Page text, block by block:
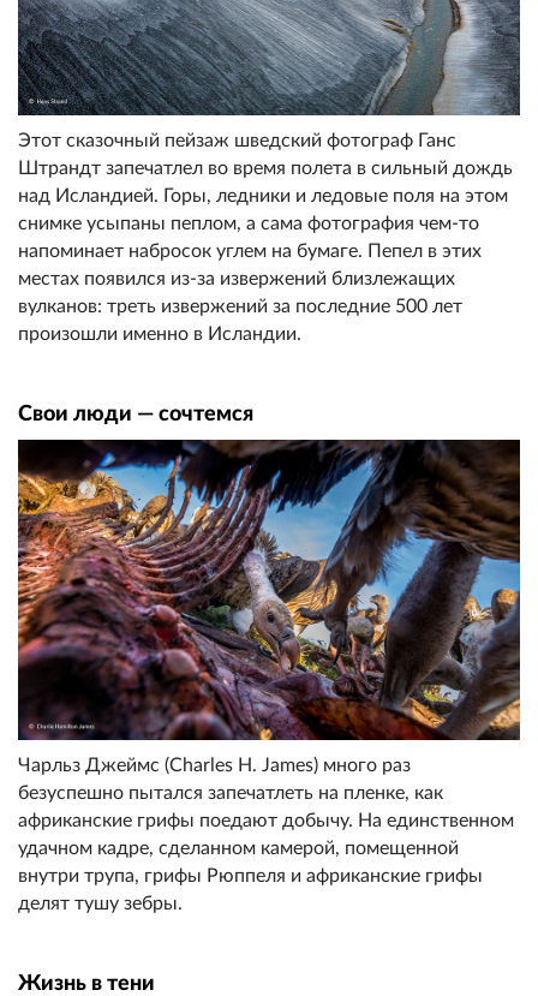
Этот сказочный пейзаж шведский фотограф Ганс
Штрандт запечатлел во время полета в сильный дождь
над Исландией. Горы, ледники и ледовые поля на этом
снимке усыпаны пеплом, а сама фотография чем-то
напоминает набросок углем на бумаге. Пепел в этих
местах появился из-за извержений близлежащих
вулканов: треть извержений за последние 500 лет
произошли именно в Исландии.
Свои люди — сочтемся
Чарльз Джеймс (Charles H. James) много раз
безуспешно пытался запечатлеть на пленке, как
африканские грифы поедают добычу. На единственном
удачном кадре, сделанном камерой, помещенной
внутри трупа, грифы Рюппеля и африканские грифы
делят тушу зебры.
Жизнь в тени